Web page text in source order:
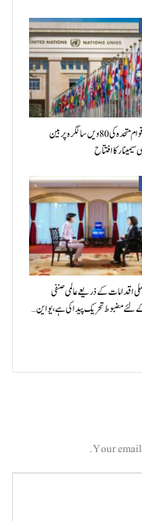
چین میں اقوام متحدہ کی 80ویں سالگرہ پر بین
سیمینار کا افتتاح
اقدامات کے ذریعے عالمی صنفی
مضبوط تحریک پیدا کی ہے، یو این…
Your